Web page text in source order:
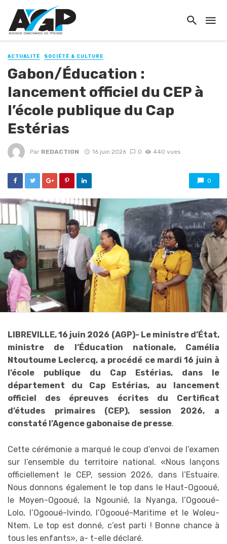
ACTUALITÉ SOCIÉTÉ & CULTURE
Gabon/Éducation :
lancement officiel du CEP à
l’école publique du Cap
Estérias
Par REDACTION 16 juin 2026 0 440 vues
0
LIBREVILLE, 16 juin 2026 (AGP)- Le ministre d’État,
ministre de l’Éducation nationale, Camélia
Ntoutoume Leclercq, a procédé ce mardi 16 juin à
l’école publique du Cap Estérias, dans le
département du Cap Estérias, au lancement
officiel des épreuves écrites du Certificat
d’études primaires (CEP), session 2026, a
constaté l’Agence gabonaise de presse.
Cette cérémonie a marqué le coup d’envoi de l’examen
sur l’ensemble du territoire national. «Nous lançons
officiellement le CEP, session 2026, dans l’Estuaire.
Nous donnons également le top dans le Haut-Ogooué,
le Moyen-Ogooué, la Ngounié, la Nyanga, l’Ogooué-
Lolo, l’Ogooué-Ivindo, l’Ogooué-Maritime et le Woleu-
Ntem. Le top est donné, c’est parti ! Bonne chance à
tous les enfants», a- t-elle déclaré.